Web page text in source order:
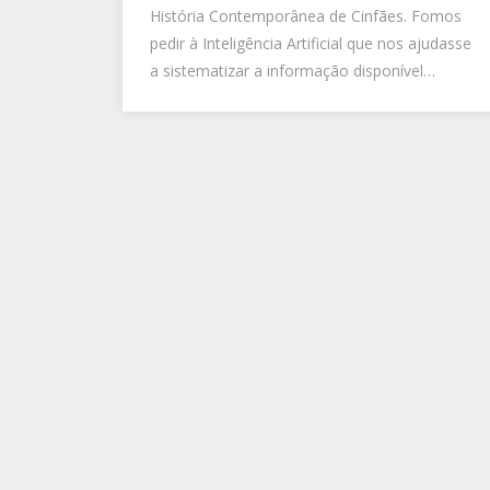
História Contemporânea de Cinfães. Fomos
pedir à Inteligência Artificial que nos ajudasse
a sistematizar a informação disponível…